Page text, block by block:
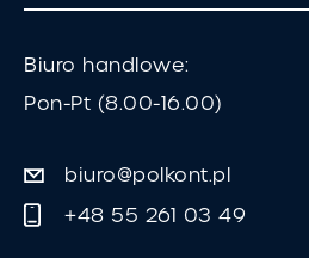
Biuro handlowe:
Pon-Pt (8.00-16.00)
biuro@polkont.pl
+48 55 261 03 49